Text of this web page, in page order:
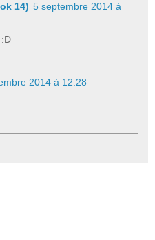
14) 5 septembre 2014 à
2014 à 12:28